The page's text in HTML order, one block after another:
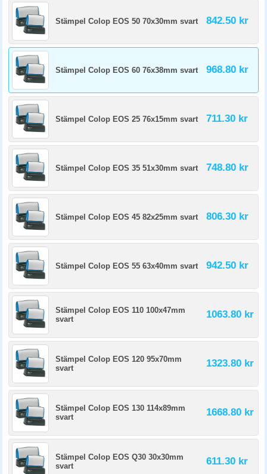
Stämpel Colop EOS 50 70x30mm svart 842.50 kr
Stämpel Colop EOS 60 76x38mm svart 968.80 kr
Stämpel Colop EOS 25 76x15mm svart 711.30 kr
Stämpel Colop EOS 35 51x30mm svart 748.80 kr
Stämpel Colop EOS 45 82x25mm svart 806.30 kr
Stämpel Colop EOS 55 63x40mm svart 942.50 kr
Stämpel Colop EOS 110 100x47mm
svart
1063.80 kr
Stämpel Colop EOS 120 95x70mm
svart
1323.80 kr
Stämpel Colop EOS 130 114x89mm
svart
1668.80 kr
Stämpel Colop EOS Q30 30x30mm
svart
611.30 kr